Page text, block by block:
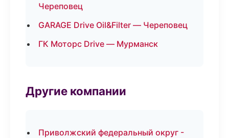
Череповец
GARAGE Drive Oil&Filter — Череповец
ГК Моторс Drive — Мурманск
Другие компании
Приволжский федеральный округ -